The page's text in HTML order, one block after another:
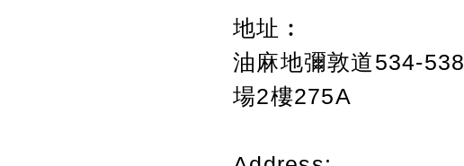
地址︰
油麻地彌敦道534-538
場2樓275A